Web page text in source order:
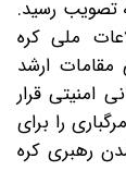
تصویب رسید.
ملی کره
ارشد
امنیتی قرار
را برای
رهبری کره